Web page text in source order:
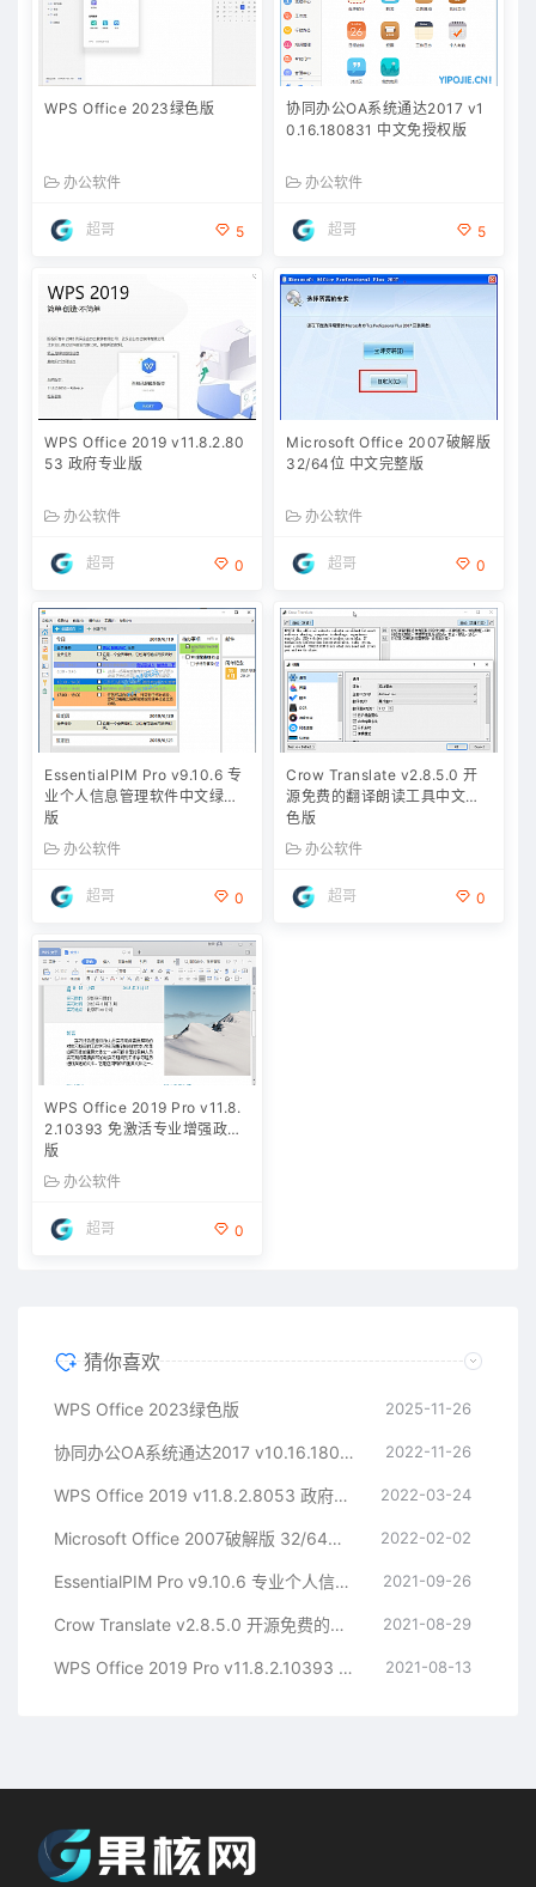
WPS Office 2023绿色版
办公软件
超哥 5
协同办公OA系统通达2017 v1
0.16.180831 中文免授权版
办公软件
超哥 5
WPS Office 2019 v11.8.2.80
53 政府专业版
办公软件
超哥 0
Microsoft Office 2007破解版
32/64位 中文完整版
办公软件
超哥 0
EssentialPIM Pro v9.10.6 专
业个人信息管理软件中文绿色
版
办公软件
超哥 0
Crow Translate v2.8.5.0 开
源免费的翻译朗读工具中文绿
色版
办公软件
超哥 0
WPS Office 2019 Pro v11.8.
2.10393 免激活专业增强政府
版
办公软件
超哥 0
猜你喜欢
WPS Office 2023绿色版 2025-11-26
协同办公OA系统通达2017 v10.16.180831 中文免授权版 2022-11-26
WPS Office 2019 v11.8.2.8053 政府专业版 2022-03-24
Microsoft Office 2007破解版 32/64位 中文完整版 2022-02-02
EssentialPIM Pro v9.10.6 专业个人信息管理软件中文绿色版 2021-09-26
Crow Translate v2.8.5.0 开源免费的翻译朗读工具中文绿色版 2021-08-29
WPS Office 2019 Pro v11.8.2.10393 免激活专业增强政府版 2021-08-13